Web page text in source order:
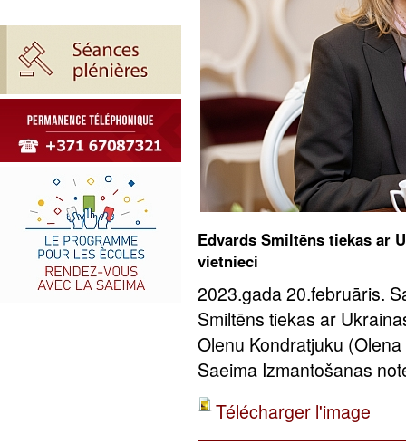
Edvards Smiltēns tiekas ar
vietnieci
2023.gada 20.februāris.
Smiltēns tiekas ar
Olenu Kondratjuku
Saeima Izmantošanas
Télécharger l'image